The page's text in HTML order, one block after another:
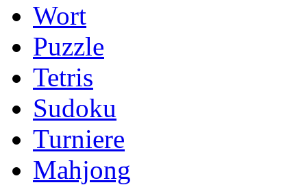
Wort
Puzzle
Tetris
Sudoku
Turniere
Mahjong